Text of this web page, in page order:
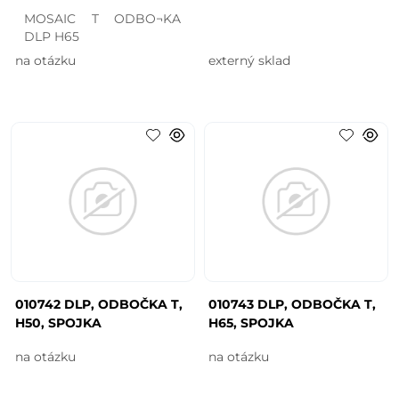
MOSAIC T ODBO¬KA
DLP H65
na otázku externý sklad
010742 DLP, ODBOČKA T,
H50, SPOJKA
na otázku
010743 DLP, ODBOČKA T,
H65, SPOJKA
na otázku